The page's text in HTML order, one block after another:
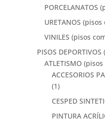
PORCELANATOS
URETANOS
VINILES (pisos
PISOS DEPORTIVOS
ATLETISMO
ACCESORIOS
(1)
CESPED
PINTURA